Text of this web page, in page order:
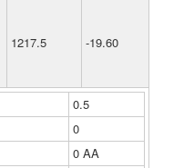
1217.5 -19.60
0.5
0
0 ΑΑ